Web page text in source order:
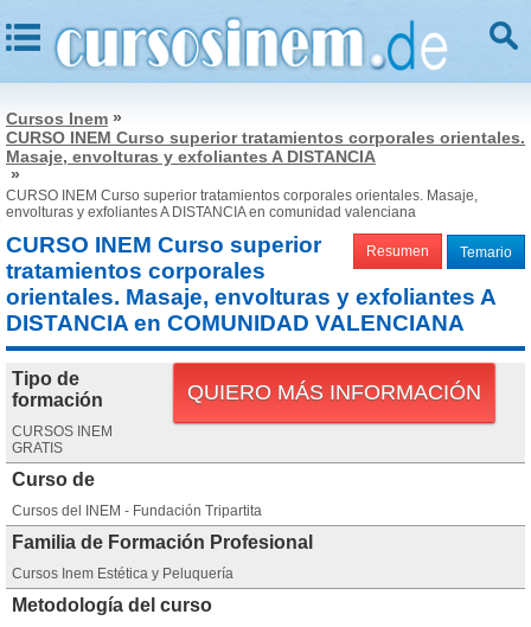
Cursos Inem »
CURSO INEM Curso superior tratamientos corporales orientales.
Masaje, envolturas y exfoliantes A DISTANCIA
»
CURSO INEM Curso superior tratamientos corporales orientales. Masaje,
envolturas y exfoliantes A DISTANCIA en comunidad valenciana
Resumen Temario
CURSO INEM Curso superior
tratamientos corporales
orientales. Masaje, envolturas y exfoliantes A
DISTANCIA en COMUNIDAD VALENCIANA
QUIERO MÁS INFORMACIÓN
Tipo de
formación
CURSOS INEM
GRATIS
Curso de
Cursos del INEM - Fundación Tripartita
Familia de Formación Profesional
Cursos Inem Estética y Peluquería
Metodología del curso